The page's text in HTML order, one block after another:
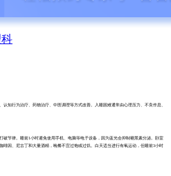
知行为治疗、药物治疗、中医调理等方式改善。入睡困难通常由心理压力、不良作息、
节律。睡前1小时避免使用手机、电脑等电子设备，因为蓝光会抑制褪黑素分泌。卧室
因、尼古丁和大量酒精，晚餐不宜过饱或过饥。白天适当进行有氧运动，但睡前3小时